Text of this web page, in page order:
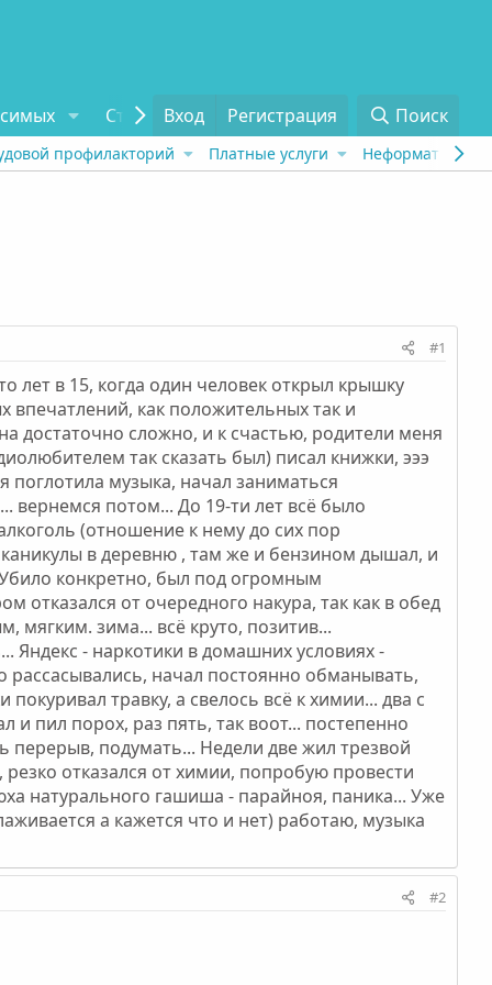
Статьи Отзывы О проекте
Вход Регистрация Поиск
профилакторий Платные услуги Неформат
#1
лет в 15, когда один человек открыл крышку
впечатлений, как положительных так и
достаточно сложно, и к счастью, родители меня
так сказать был) писал книжки, эээ
поглотила музыка, начал заниматься
вернемся потом... До 19-ти лет всё было
(отношение к нему до сих пор
каникулы в деревню , там же и бензином дышал, и
конкретно, был под огромным
от очередного накура, так как в обед
мягким. зима... всё круто, позитив...
Яндекс - наркотики в домашних условиях -
начал постоянно обманывать,
травку, а свелось всё к химии... два с
и пил порох, раз пять, так воот... постепенно
перерыв, подумать... Недели две жил трезвой
отказался от химии, попробую провести
натурального гашиша - парайноя, паника... Уже
а кажется что и нет) работаю, музыка
#2